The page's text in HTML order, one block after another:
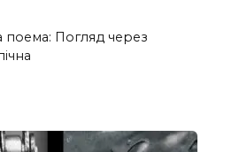
поема: Погляд через